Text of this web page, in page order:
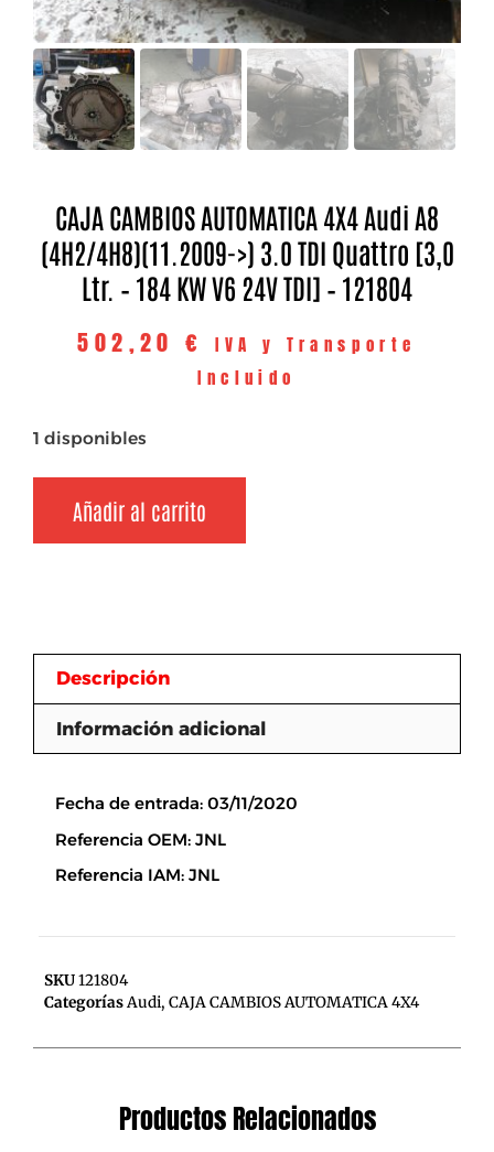
CAJA CAMBIOS AUTOMATICA 4X4 Audi A8
(4H2/4H8)(11.2009->) 3.0 TDI Quattro [3,0
Ltr. – 184 KW V6 24V TDI] – 121804
502,20€
IVA y Transporte
Incluido
1 disponibles
Añadir al carrito
Descripción
Información adicional
Fecha de entrada: 03/11/2020
Referencia OEM: JNL
Referencia IAM: JNL
SKU121804
CategoríasAudi, CAJA CAMBIOS AUTOMATICA 4X4
Productos Relacionados